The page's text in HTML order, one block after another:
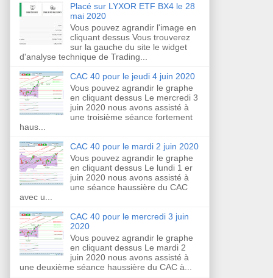
Placé sur LYXOR ETF BX4 le 28
mai 2020
Vous pouvez agrandir l'image en
cliquant dessus Vous trouverez
sur la gauche du site le widget
d'analyse technique de Trading...
CAC 40 pour le jeudi 4 juin 2020
Vous pouvez agrandir le graphe
en cliquant dessus Le mercredi 3
juin 2020 nous avons assisté à
une troisième séance fortement
haus...
CAC 40 pour le mardi 2 juin 2020
Vous pouvez agrandir le graphe
en cliquant dessus Le lundi 1 er
juin 2020 nous avons assisté à
une séance haussière du CAC
avec u...
CAC 40 pour le mercredi 3 juin
2020
Vous pouvez agrandir le graphe
en cliquant dessus Le mardi 2
juin 2020 nous avons assisté à
une deuxième séance haussière du CAC à...